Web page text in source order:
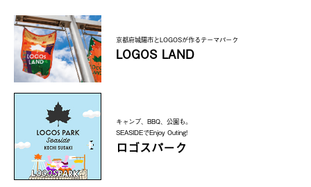
京都府城陽市とLOGOSが作るテーマパーク
LOGOS LAND
キャンプ、BBQ、公園も。
SEASIDEでEnjoy Outing!
ロゴスパーク